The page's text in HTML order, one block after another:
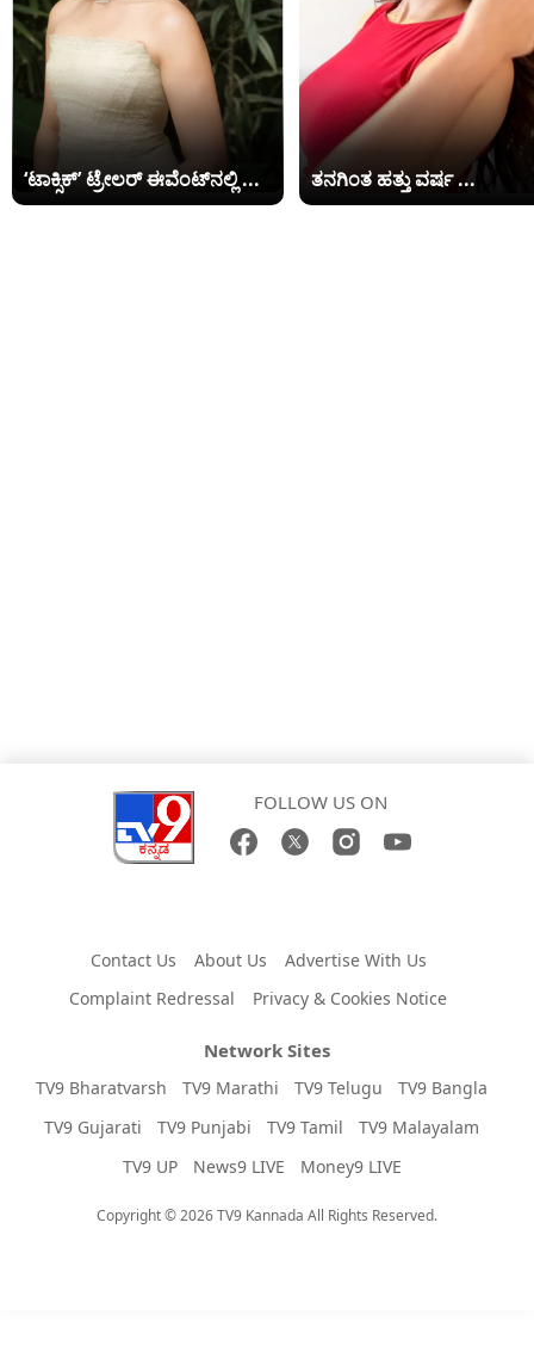
‘ಟಾಕ್ಸಿಕ್’ ಟ್ರೇಲರ್ ಈವೆಂಟ್​​ನಲ್ಲಿ ... ತನಗಿಂತ ಹತ್ತು ವರ್ಷ ...
FOLLOW US ON
Contact Us About Us
Advertise With Us
Complaint Redressal
Privacy & Cookies Notice
Network Sites
TV9 Bharatvarsh TV9 Marathi TV9 Telugu
TV9 Bangla
TV9 Gujarati
TV9 Punjabi TV9 Tamil
TV9 Malayalam
TV9 UP
News9 LIVE Money9 LIVE
Copyright © 2026 TV9 Kannada All Rights Reserved.